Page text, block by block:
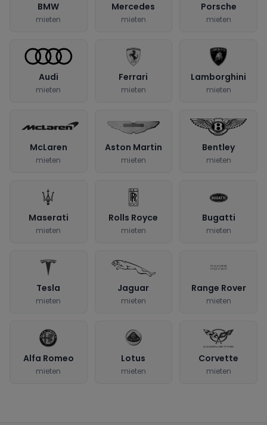
BMW
mieten
Mercedes
mieten
Porsche
mieten
Audi
mieten
Ferrari
mieten
Lamborghini
mieten
McLaren
mieten
Aston Martin
mieten
Bentley
mieten
Maserati
mieten
Rolls Royce
mieten
Bugatti
mieten
Tesla
mieten
Jaguar
mieten
Range Rover
mieten
Alfa Romeo
mieten
Lotus
mieten
Corvette
mieten